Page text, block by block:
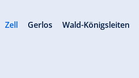
Zell Gerlos Wald-Königsleiten